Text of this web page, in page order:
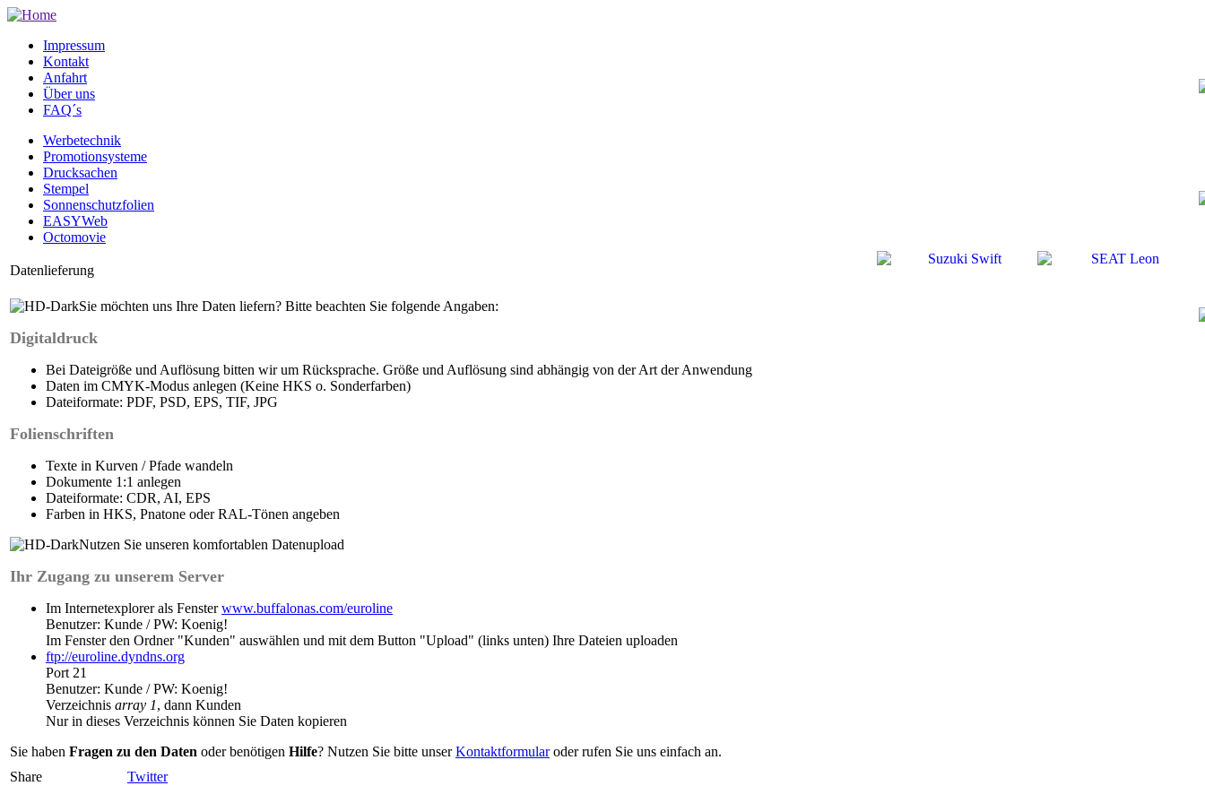
Impressum
Kontakt
Anfahrt
Über uns
FAQ´s
Werbetechnik
Promotionsysteme
Drucksachen
Stempel
Sonnenschutzfolien
EASYWeb
Octomovie
Datenlieferung
Sie möchten uns Ihre Daten liefern? Bitte beachten Sie folgende Angaben:
Digitaldruck
Bei Dateigröße und Auflösung bitten wir um Rücksprache. Größe und Auflösung sind abhängig von der Art der Anwendung
Daten im CMYK-Modus anlegen (Keine HKS o. Sonderfarben)
Dateiformate: PDF, PSD, EPS, TIF, JPG
Folienschriften
Texte in Kurven / Pfade wandeln
Dokumente 1:1 anlegen
Dateiformate: CDR, AI, EPS
Farben in HKS, Pnatone oder RAL-Tönen angeben
Nutzen Sie unseren komfortablen Datenupload
Ihr Zugang zu unserem Server
Im Internetexplorer als Fensterwww.buffalonas.com/euroline
Benutzer: Kunde / PW: Koenig!
Im Fenster den Ordner "Kunden" auswählen und mit dem Button "Upload" (links unten) Ihre Dateien uploaden
ftp://euroline.dyndns.org
Port 21
Benutzer: Kunde / PW: Koenig!
Verzeichnis array 1, dann Kunden
Nur in dieses Verzeichnis können Sie Daten kopieren
Sie haben Fragen zu den Daten oder benötigen Hilfe? Nutzen Sie bitte unserKontaktformularoder rufen Sie uns einfach an.
Share
Twitter